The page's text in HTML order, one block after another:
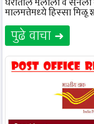
मालमत्तेमध्ये हिस्सा मिळू
पुढे वाचा ➜